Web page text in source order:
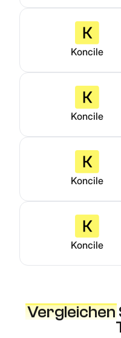
Koncile
Koncile
Koncile
Koncile
Vergleichen